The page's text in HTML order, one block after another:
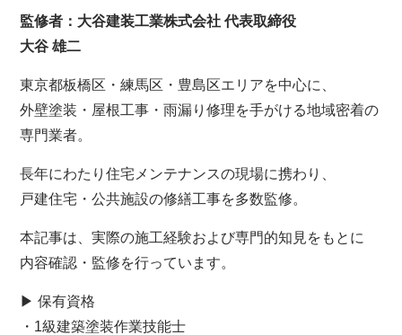
監修者：大谷建装工業株式会社 代表取締役
大谷 雄二
東京都板橋区・練馬区・豊島区エリアを中心に、
外壁塗装・屋根工事・雨漏り修理を手がける地域密着の
専門業者。
長年にわたり住宅メンテナンスの現場に携わり、
戸建住宅・公共施設の修繕工事を多数監修。
本記事は、実際の施工経験および専門的知見をもとに
内容確認・監修を行っています。
▶ 保有資格
・1級建築塗装作業技能士